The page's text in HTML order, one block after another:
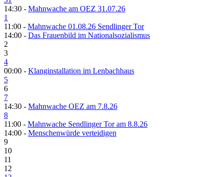
14:30 - Mahnwache am OEZ 31.07.26
1
11:00 - Mahnwache 01.08.26 Sendlinger Tor
14:00 - Das Frauenbild im Nationalsozialismus
2
3
4
00:00 - Klanginstallation im Lenbachhaus
5
6
7
14:30 - Mahnwache OEZ am 7.8.26
8
11:00 - Mahnwache Sendlinger Tor am 8.8.26
14:00 - Menschenwürde verteidigen
9
10
11
12